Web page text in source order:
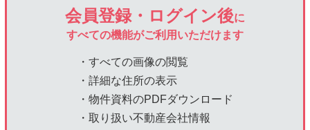
会員登録・ログイン後に
すべての機能がご利用いただけます
・すべての画像の閲覧
・詳細な住所の表示
・物件資料のPDFダウンロード
・取り扱い不動産会社情報